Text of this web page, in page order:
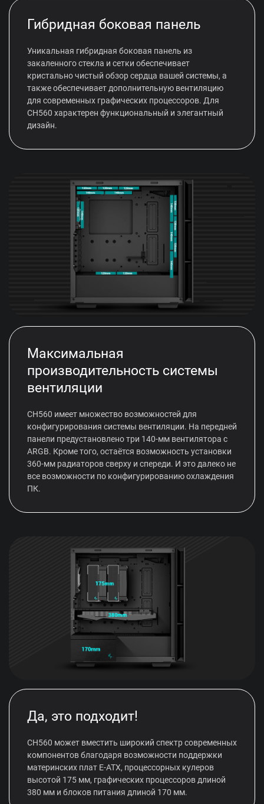
Гибридная боковая панель
Уникальная гибридная боковая панель из
закаленного стекла и сетки обеспечивает
кристально чистый обзор сердца вашей системы, а
также обеспечивает дополнительную вентиляцию
для современных графических процессоров. Для
CH560 характерен функциональный и элегантный
дизайн.
Максимальная
производительность системы
вентиляции
CH560 имеет множество возможностей для
конфигурирования системы вентиляции. На передней
панели предустановлено три 140-мм вентилятора с
ARGB. Кроме того, остаётся возможность установки
360-мм радиаторов сверху и спереди. И это далеко не
все возможности по конфигурированию охлаждения
ПК.
Да, это подходит!
CH560 может вместить широкий спектр современных
компонентов благодаря возможности поддержки
материнских плат E-ATX, процессорных кулеров
высотой 175 мм, графических процессоров длиной
380 мм и блоков питания длиной 170 мм.